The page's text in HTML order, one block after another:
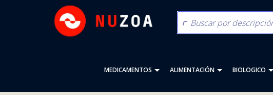
MEDICAMENTOS ALIMENTACIÓN BIOLOGICO